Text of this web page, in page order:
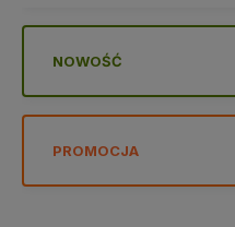
NOWOŚĆ
PROMOCJA